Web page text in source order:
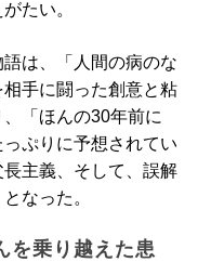
たい。
は、「人間の病のな
手に闘った創意と粘
「ほんの30年前に
ぷりに予想されてい
主義、そして、誤解
なった。
を乗り越えた患